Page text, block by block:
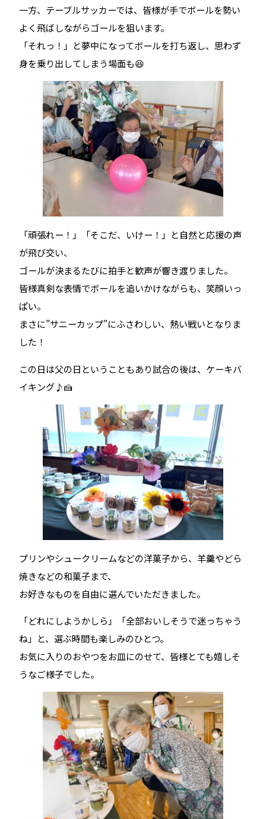
一方、テーブルサッカーでは、皆様が手でボールを勢い
よく飛ばしながらゴールを狙います。
「それっ！」と夢中になってボールを打ち返し、思わず
身を乗り出してしまう場面も😆
「頑張れー！」「そこだ、いけー！」と自然と応援の声
が飛び交い、
ゴールが決まるたびに拍手と歓声が響き渡りました。
皆様真剣な表情でボールを追いかけながらも、笑顔いっ
ぱい。
まさに”サニーカップ”にふさわしい、熱い戦いとなりま
した！
この日は父の日ということもあり試合の後は、ケーキバ
イキング♪🍰
プリンやシュークリームなどの洋菓子から、羊羹やどら
焼きなどの和菓子まで、
お好きなものを自由に選んでいただきました。
「どれにしようかしら」「全部おいしそうで迷っちゃう
ね」と、選ぶ時間も楽しみのひとつ。
お気に入りのおやつをお皿にのせて、皆様とても嬉しそ
うなご様子でした。